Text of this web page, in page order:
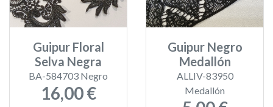
Guipur Floral
Selva Negra
BA-584703 Negro
16,00 €
Guipur Negro
Medallón
ALLIV-83950
Medallón